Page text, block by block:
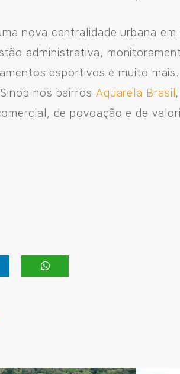
nova centralidade urbana
administrativa,
esportivos e muito
nos bairros Aquarela Brasil
de povoação e de